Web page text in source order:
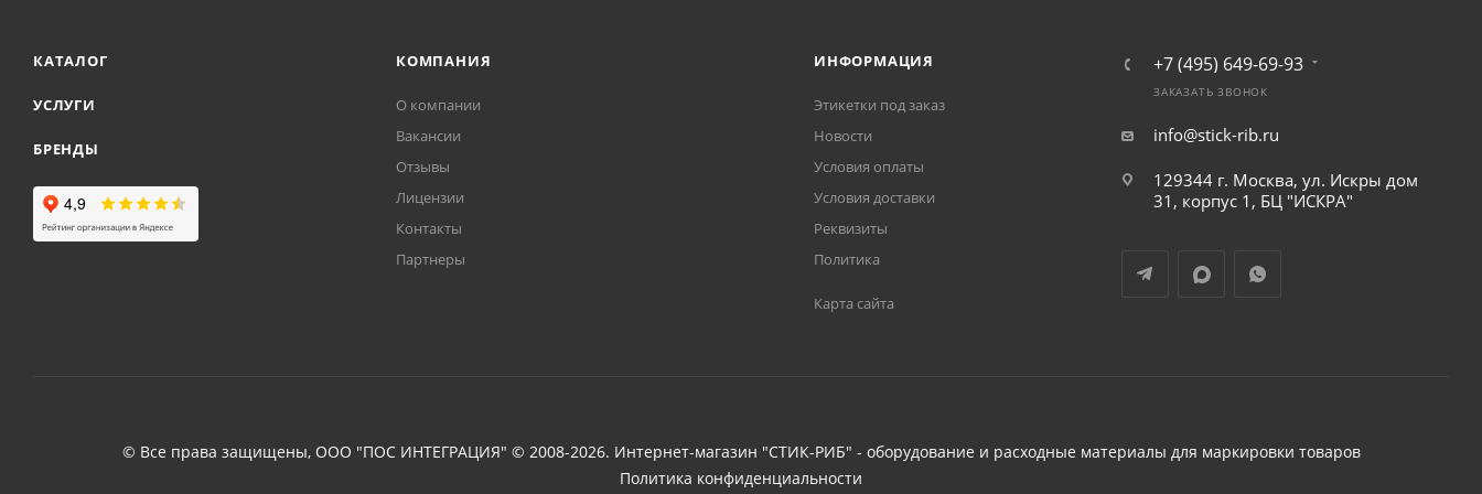
КАТАЛОГ
УСЛУГИ
БРЕНДЫ
КОМПАНИЯ
О компании
Вакансии
Отзывы
Лицензии
Контакты
Партнеры
ИНФОРМАЦИЯ
Этикетки под заказ
Новости
Условия оплаты
Условия доставки
Реквизиты
Политика
Карта сайта
+7 (495) 649-69-93
ЗАКАЗАТЬ ЗВОНОК
info@stick-rib.ru
129344 г. Москва, ул. Искры дом
31, корпус 1, БЦ "ИСКРА"
© Все права защищены, ООО "ПОС ИНТЕГРАЦИЯ" © 2008-2026. Интернет-магазин "СТИК-РИБ" - оборудование и расходные материалы для маркировки товаров
Политика конфиденциальности